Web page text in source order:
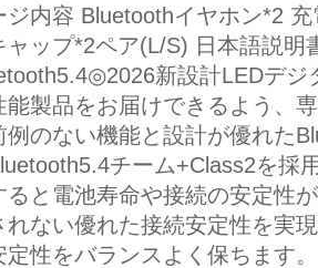
ジ内容 Bluetoothイヤホン*2
ャップ*2ペア(L/S) 日本語説明
新設計LEDデ
能製品をお届けできるよう、
例のない機能と設計が優れた
チーム+Class2を採
ると電池寿命や接続の安定性
れない優れた接続安定性を実
定性をバランスよく保ちます